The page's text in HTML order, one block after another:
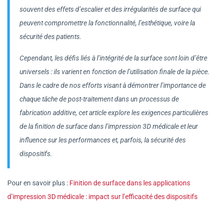
souvent des effets d’escalier et des irrégularités de surface qui
peuvent compromettre la fonctionnalité, l’esthétique, voire la
sécurité des patients.
Cependant, les défis liés à l’intégrité de la surface sont loin d’être
universels : ils varient en fonction de l’utilisation finale de la pièce.
Dans le cadre de nos efforts visant à démontrer l’importance de
chaque tâche de post-traitement dans un processus de
fabrication additive, cet article explore les exigences particulières
de la finition de surface dans l’impression 3D médicale et leur
influence sur les performances et, parfois, la sécurité des
dispositifs.
Pour en savoir plus : Finition de surface dans les applications
d’impression 3D médicale : impact sur l’efficacité des dispositifs